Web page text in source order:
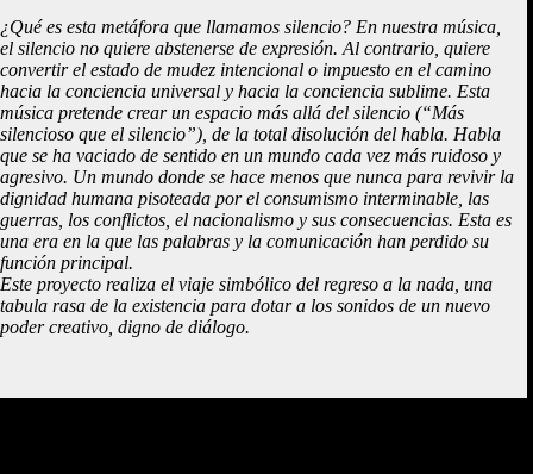
¿Qué es esta metáfora que llamamos silencio? En nuestra música,
el silencio no quiere abstenerse de expresión. Al contrario, quiere
convertir el estado de mudez intencional o impuesto en el camino
hacia la conciencia universal y hacia la conciencia sublime. Esta
música pretende crear un espacio más allá del silencio (“Más
silencioso que el silencio”), de la total disolución del habla. Habla
que se ha vaciado de sentido en un mundo cada vez más ruidoso y
agresivo. Un mundo donde se hace menos que nunca para revivir la
dignidad humana pisoteada por el consumismo interminable, las
guerras, los conflictos, el nacionalismo y sus consecuencias. Esta es
una era en la que las palabras y la comunicación han perdido su
función principal.
Este proyecto realiza el viaje simbólico del regreso a la nada, una
tabula rasa de la existencia para dotar a los sonidos de un nuevo
poder creativo, digno de diálogo.